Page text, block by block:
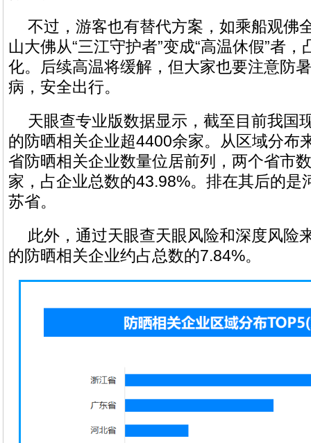
不过，游客也有替代方案，如乘船观佛
山大佛从“三江守护者”变成“高温休假”者
化。后续高温将缓解，但大家也要注意防
病，安全出行。
天眼查专业版数据显示，截至目前我国
的防晒相关企业超4400余家。从区域分布
省防晒相关企业数量位居前列，两个省市
家，占企业总数的43.98%。排在其后的是
苏省。
此外，通过天眼查天眼风险和深度风险
的防晒相关企业约占总数的7.84%。